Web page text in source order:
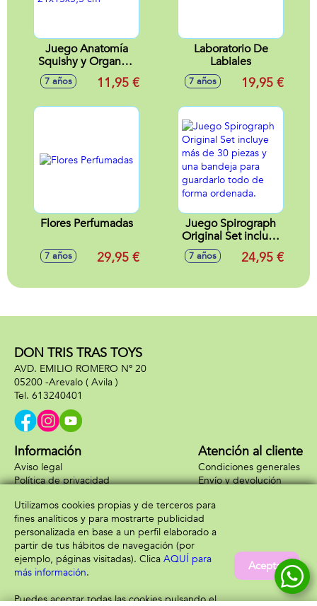
Juego Anatomía
Squishy y Organos.
21x15x5,5 cm
7 años 11,95 €
Laboratorio De
Labiales
7 años 19,95 €
Flores Perfumadas
7 años 29,95 €
Juego Spirograph
Original Set incluye
más de 30 piezas y
una bandeja para
forma ordenada.
7 años 24,95 €
DON TRIS TRAS TOYS
AVD. EMILIO ROMERO Nº 20
05200 -Arevalo ( Avila )
613240401
Información
Aviso legal
Política de privacidad
Atención al cliente
Condiciones generales
Envío y devolución
Formas de pago
Utilizamos cookies propias y de terceros para
fines analíticos y para mostrarte publicidad
personalizada en base a un perfil elaborado a
partir de tus hábitos de navegación (por
ejemplo, páginas visitadas). Clica AQUÍ para
más información.
Puedes aceptar todas las cookies pulsando el
Aceptar